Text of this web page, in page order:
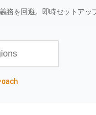
を回避。即時セットアッ